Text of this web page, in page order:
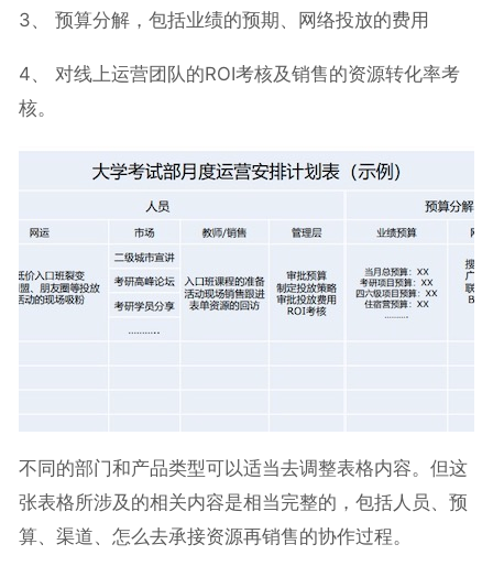
3、 预算分解，包括业绩的预期、网络投放的费用
4、 对线上运营团队的ROI考核及销售的资源转化率考
核。
不同的部门和产品类型可以适当去调整表格内容。但这
张表格所涉及的相关内容是相当完整的，包括人员、预
算、渠道、怎么去承接资源再销售的协作过程。